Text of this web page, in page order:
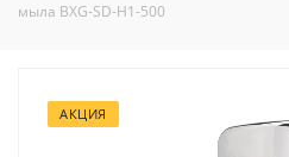
мыла BXG-SD-H1-500
АКЦИЯ